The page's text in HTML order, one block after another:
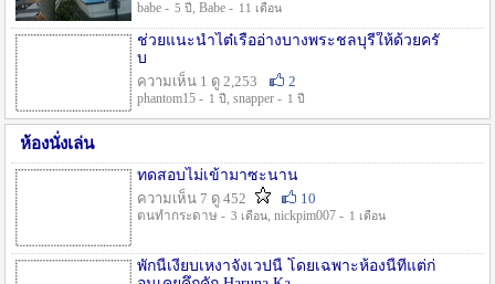
babe - 5 ปี , Babe - 11 เดือน
ช่วยแนะนำไต๋เรืออ่างบางพระชลบุรีให้ด้วยครั
บ
ความเห็น 1 ดู 2,253
2
phantom15 - 1 ปี , snapper - 1 ปี
ห้องนั่งเล่น
ทดสอบไม่เข้ามาซะนาน
ความเห็น 7 ดู 452
10
ตนทำกระดาษ - 3 เดือน, nickpim007 - 1 เดือน
พักนี้เงียบเหงาจังเวปนี้ โดยเฉพาะห้องนี้ที่แต่ก่